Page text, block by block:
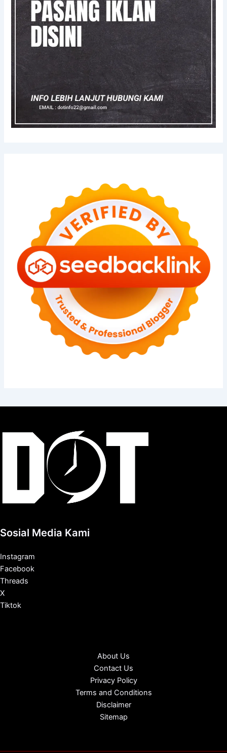
Sosial Media Kami
Instagram
Facebook
Threads
X
Tiktok
About Us
Contact Us
Privacy Policy
Terms and Conditions
Disclaimer
Sitemap